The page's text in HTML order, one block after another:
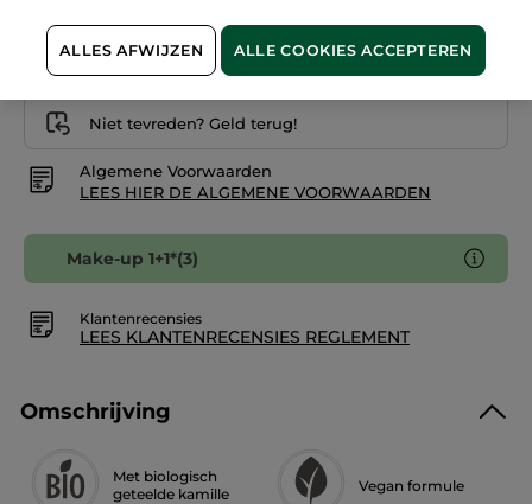
Bezorging vanaf
12/08
Niet tevreden? Geld terug!
Algemene Voorwaarden
LEES HIER DE ALGEMENE VOORWAARDEN
Make-up 1+1*(3)
Klantenrecensies
LEES KLANTENRECENSIES REGLEMENT
Omschrijving
Met biologisch
geteelde kamille
Vegan formule
ALLES AFWIJZEN ALLE COOKIES ACCEPTEREN